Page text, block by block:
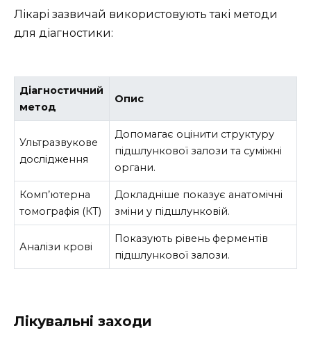
Лікарі зазвичай використовують такі методи
для діагностики:
Діагностичний
метод
Опис
Ультразвукове
дослідження
Допомагає оцінити структуру
підшлункової залози та суміжні
органи.
Комп’ютерна
томографія (КТ)
Докладніше показує анатомічні
зміни у підшлунковій.
Аналізи крові
Показують рівень ферментів
підшлункової залози.
Лікувальні заходи